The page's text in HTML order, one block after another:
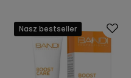
Nasz bestseller